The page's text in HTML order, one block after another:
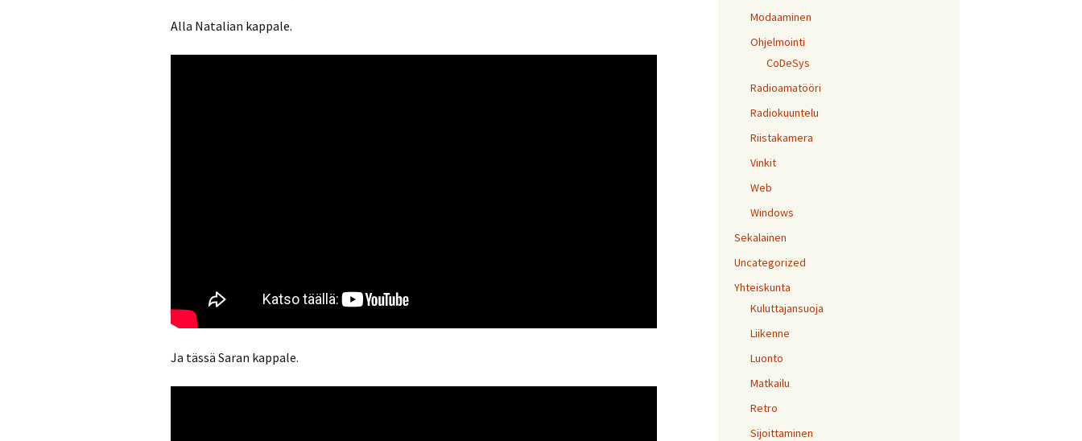
Alla Natalian kappale.
Ja tässä Saran kappale.
Modaaminen
Ohjelmointi
CoDeSys
Radioamatööri
Radiokuuntelu
Riistakamera
Vinkit
Web
Windows
Sekalainen
Uncategorized
Yhteiskunta
Kuluttajansuoja
Liikenne
Luonto
Matkailu
Retro
Sijoittaminen